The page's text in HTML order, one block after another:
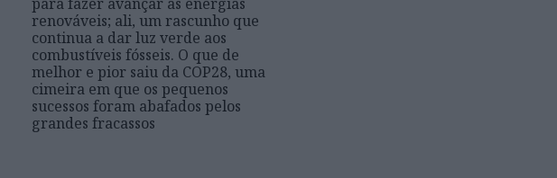
renováveis; ali, um rascunho que
continua a dar luz verde aos
combustíveis fósseis. O que de
melhor e pior saiu da COP28, uma
cimeira em que os pequenos
sucessos foram abafados pelos
grandes fracassos